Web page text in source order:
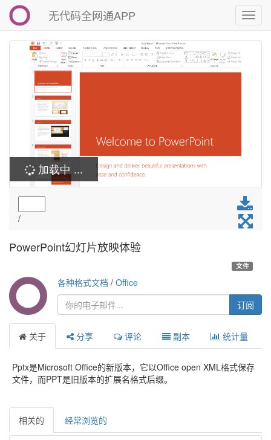
切
换
导
无代码全网通APP
PowerPoint幻灯片放映体验
文件
各种格式文档 / Office
订阅
关于 分享 评论 副本 统计量
Pptx是Microsoft Office的新版本，它以Office open XML格式保存
文件，而PPT是旧版本的扩展名格式后缀。
相关的 经常浏览的